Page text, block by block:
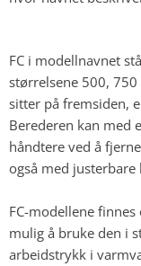
FC i modellnavnet
størrelsene 500,
sitter på fremsiden,
Berederen kan med
håndtere ved å
også med justerbare
FC-modellene
mulig å bruke den i
arbeidstrykk i